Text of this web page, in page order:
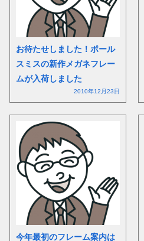
お待たせしました！ポール
スミスの新作メガネフレー
ムが入荷しました
2010年12月23日
今年最初のフレーム案内は